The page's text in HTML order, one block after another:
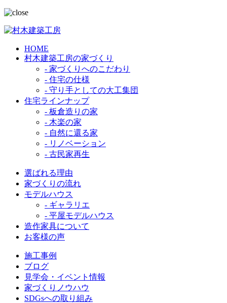
HOME
村木建築工房の家づくり
- 家づくりへのこだわり
- 住宅の仕様
- 守り手としての大工集団
住宅ラインナップ
- 板倉造りの家
- 木楽の家
- 自然に還る家
- リノベーション
- 古民家再生
選ばれる理由
家づくりの流れ
モデルハウス
- ギャラリエ
- 平屋モデルハウス
造作家具について
お客様の声
施工事例
ブログ
見学会・イベント情報
家づくりノウハウ
SDGsへの取り組み